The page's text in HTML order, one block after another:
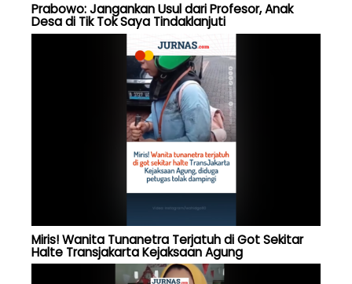
Prabowo: Jangankan Usul dari Profesor, Anak
Desa di Tik Tok Saya Tindaklanjuti
Miris! Wanita Tunanetra Terjatuh di Got Sekitar
Halte Transjakarta Kejaksaan Agung